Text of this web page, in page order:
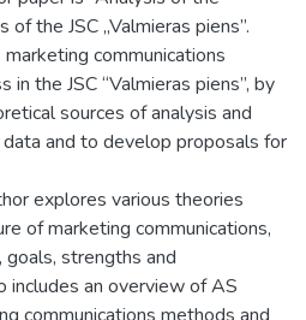
the JSC „Valmieras piens”.
communications
the JSC “Valmieras piens”, by
sources of analysis and
and to develop proposals for
explores various theories
of marketing communications,
strengths and
includes an overview of AS